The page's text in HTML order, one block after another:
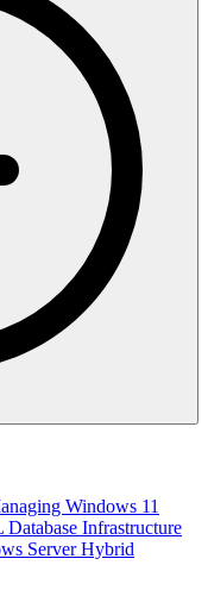
Windows 11
Infrastructure
Server Hybrid